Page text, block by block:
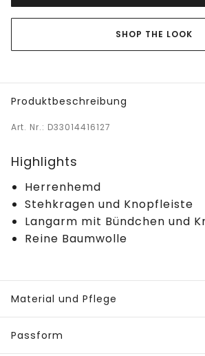
SHOP THE LOOK
Produktbeschreibung
Art. Nr.: D33014416127
Highlights
Herrenhemd
Stehkragen und Knopfleiste
Langarm mit Bündchen und
Reine Baumwolle
Material und Pflege
Passform